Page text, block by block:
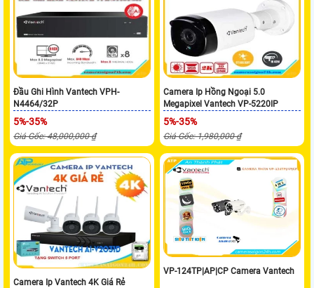
Đầu Ghi Hình Vantech VPH-
N4464/32P
5%-35%
Giá Gốc: 48,000,000 ₫
Camera Ip Hồng Ngoại 5.0
Megapixel Vantech VP-5220IP
5%-35%
Giá Gốc: 1,980,000 ₫
Camera Ip Vantech 4K Giá Rẻ
VP-124TP|AP|CP Camera Vantech